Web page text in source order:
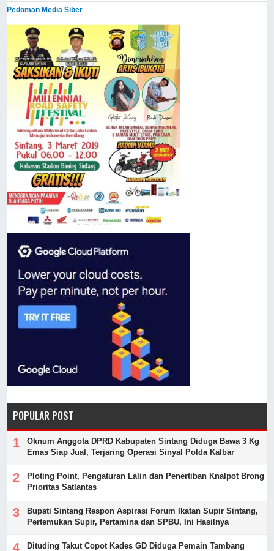
Pedoman Media Siber
POPULAR POST
Oknum Anggota DPRD Kabupaten Sintang Diduga Bawa 3 Kg
Emas Siap Jual, Terjaring Operasi Sinyal Polda Kalbar
Ploting Point, Pengaturan Lalin dan Penertiban Knalpot Brong
Prioritas Satlantas
Bupati Sintang Respon Aspirasi Forum Ikatan Supir Sintang,
Pertemukan Supir, Pertamina dan SPBU, Ini Hasilnya
Dituding Takut Copot Kades GD Diduga Pemain Tambang